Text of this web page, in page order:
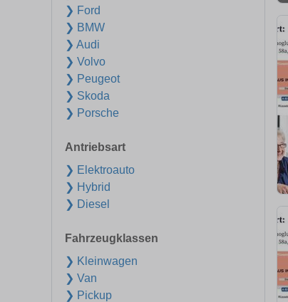
❯ Ford
❯ BMW
❯ Audi
❯ Volvo
❯ Peugeot
❯ Skoda
❯ Porsche
Antriebsart
❯ Elektroauto
❯ Hybrid
❯ Diesel
Fahrzeugklassen
❯ Kleinwagen
❯ Van
❯ Pickup